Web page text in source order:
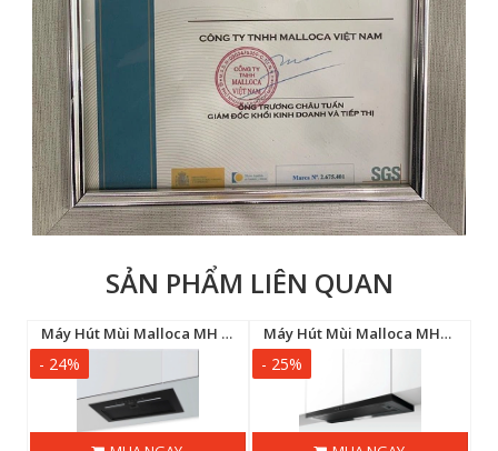
SẢN PHẨM LIÊN QUAN
Máy Hút Mùi Malloca MH 600GT
- 24%
Máy Hút Mùi Malloca MH800TC
- 25%